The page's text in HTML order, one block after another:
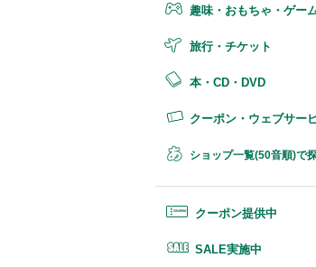
趣味・おもちゃ・ゲー
旅行・チケット
本・CD・DVD
クーポン・ウェブサー
ショップ一覧(50音順)で
クーポン提供中
SALE実施中